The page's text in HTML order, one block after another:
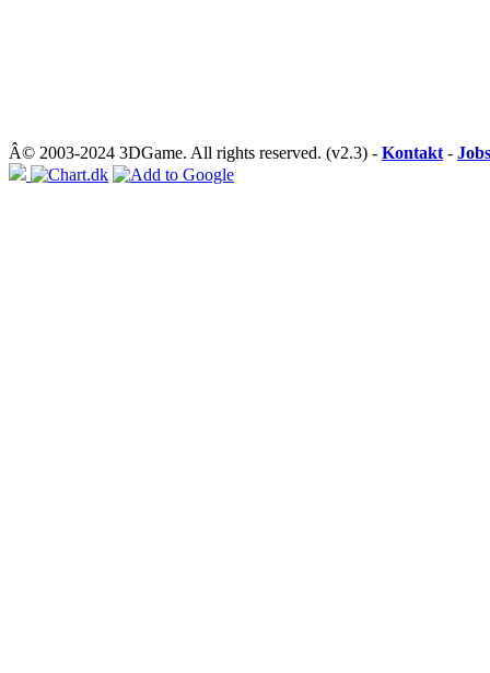
Â© 2003-2024 3DGame. All rights reserved. (v2.3) - Kontakt - Jobs